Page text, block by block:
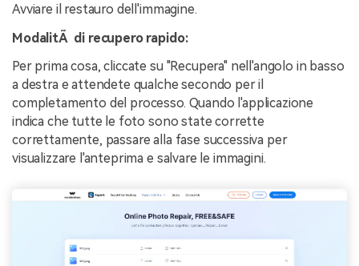
Avviare il restauro dell'immagine.
ModalitÃ di recupero rapido:
Per prima cosa, cliccate su "Recupera" nell'angolo in basso
a destra e attendete qualche secondo per il
completamento del processo. Quando l'applicazione
indica che tutte le foto sono state corrette
correttamente, passare alla fase successiva per
visualizzare l'anteprima e salvare le immagini.